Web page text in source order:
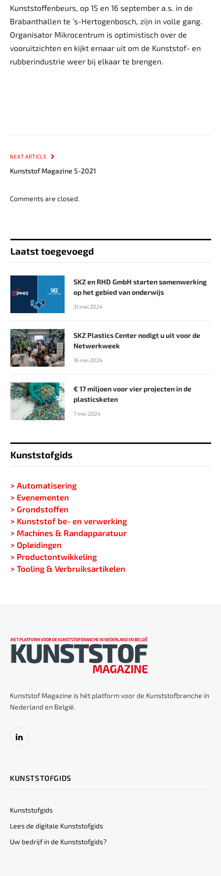
Kunststoffenbeurs, op 15 en 16 september a.s. in de
Brabanthallen te ’s-Hertogenbosch, zijn in volle gang.
Organisator Mikrocentrum is optimistisch over de
vooruitzichten en kijkt ernaar uit om de Kunststof- en
rubberindustrie weer bij elkaar te brengen.
NEXT ARTICLE
Kunststof Magazine 5-2021
Comments are closed.
Laatst toegevoegd
SKZ en RHD GmbH starten samenwerking
op het gebied van onderwijs
31 mei 2024
SKZ Plastics Center nodigt u uit voor de
Netwerkweek
16 mei 2024
€ 17 miljoen voor vier projecten in de
plasticsketen
7 mei 2024
Kunststofgids
> Automatisering
> Evenementen
> Grondstoffen
> Kunststof be- en verwerking
> Machines & Randapparatuur
> Opleidingen
> Productontwikkeling
> Tooling & Verbruiksartikelen
Kunststof Magazine is hét platform voor de Kunststofbranche in
Nederland en België.
LinkedIn
KUNSTSTOFGIDS
Kunststofgids
Lees de digitale Kunststofgids
Uw bedrijf in de Kunststofgids?